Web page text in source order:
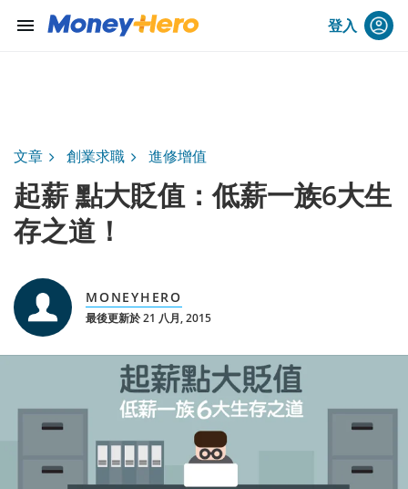
menu 登入
文章 創業求職 進修增值
起薪 點大貶值：低薪一族6大生
存之道！
MONEYHERO
最後更新於 21 八月, 2015